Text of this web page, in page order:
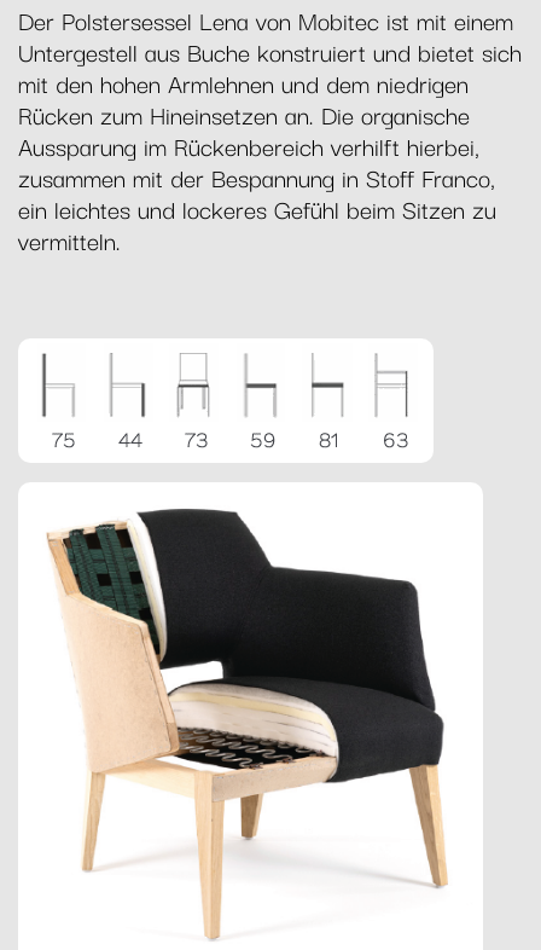
Der Polstersessel Lena von Mobitec ist mit einem
Untergestell aus Buche konstruiert und bietet sich
mit den hohen Armlehnen und dem niedrigen
Rücken zum Hineinsetzen an. Die organische
Aussparung im Rückenbereich verhilft hierbei,
zusammen mit der Bespannung in Stoff Franco,
ein leichtes und lockeres Gefühl beim Sitzen zu
vermitteln.